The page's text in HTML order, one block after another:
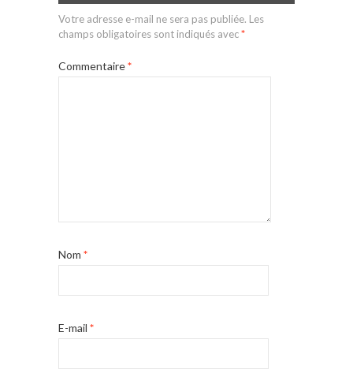
Votre adresse e-mail ne sera pas publiée. Les
champs obligatoires sont indiqués avec*
Commentaire*
Nom *
E-mail *